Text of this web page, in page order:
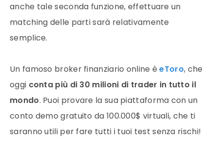
anche tale seconda funzione, effettuare un
matching delle parti sarà relativamente
semplice.
Un famoso broker finanziario online èeToro, che
oggi conta più di 30 milioni di trader in tutto il
mondo. Puoi provare la sua piattaforma con un
conto demo gratuito da 100.000$ virtuali, che ti
saranno utili per fare tutti i tuoi test senza rischi!